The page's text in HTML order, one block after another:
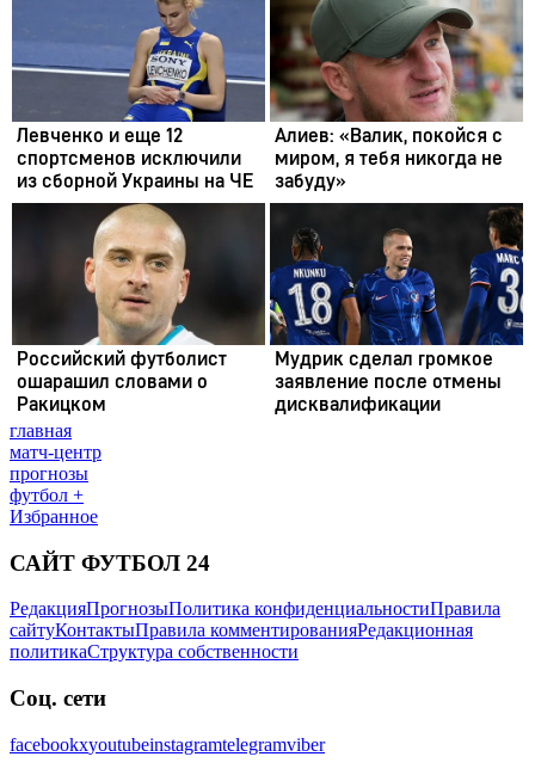
главная
матч-центр
прогнозы
футбол +
Избранное
САЙТ ФУТБОЛ 24
РедакцияПрогнозыПолитика конфиденциальностиПравила
сайтуКонтактыПравила комментированияРедакционная
политикаСтруктура собственности
Соц. сети
facebookxyoutubeinstagramtelegramviber